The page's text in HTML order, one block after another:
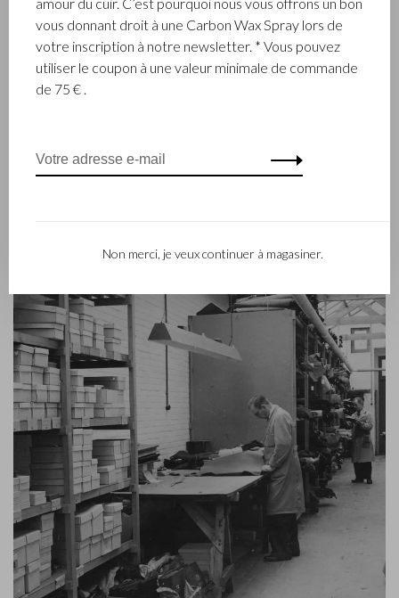
entreprise familiale renommée qui conçoit et fabrique de la
maroquinerie de luxe depuis 1945. L’entreprise a été créée à
l’époque par le maître piqueur, Walter Castelijn, et le coupeur
de cuir, Marinus Beerens, qui décidèrent de fabriquer
ensemble des produits de maroquinerie. Depuis, la 3e
internationale. La tradition familiale qui allie la qualité et le
vous donnant droit à une Carbon Wax Spray lors de
votre inscription à notre newsletter. * Vous pouvez
utiliser le coupon à une valeur minimale de commande
de 75 € .
Non merci, je veux continuer à magasiner.